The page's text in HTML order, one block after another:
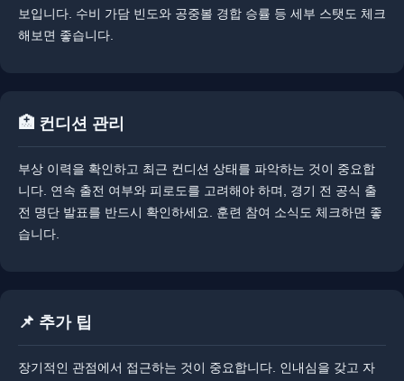
보입니다. ​수비 가담 빈도와 공중볼 경합 승률 등 세부 스탯도 체크
해보면 좋습니다.
🏥 컨디션 관리
부상 이력을 확인하고 최근 컨디션 상태를 파악하는 것이 중요합
니다. 연속 출전 여부와 피로도를 고려해야 하며, 경기 전 공식 출
전 명단 발표를 반드시 확인하세요. ​훈련 참여 소식도 체크하면 좋
습니다.
📌 추가 팁
장기적인 관점에서 접근하는 것이 중요합니다. 인내심을 갖고 자